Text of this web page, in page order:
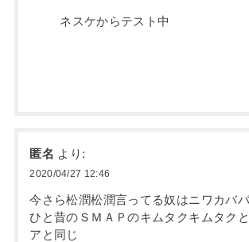
ネスケからテスト中
匿名 より:
2020/04/27 12:46
今さら松潤松潤言ってる奴はニワカバ
ひと昔のＳＭＡＰのキムタクキムタク
アと同じ